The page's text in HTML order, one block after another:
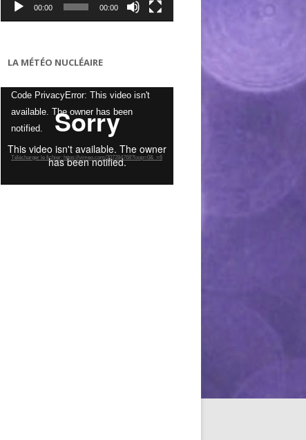
00:00 00:00
LA MÉTÉO NUCLÉAIRE
Lecteur
vidéo
Code PrivacyError: This video isn't
available. The owner has been
notified.
Télécharger le fichier: https://vimeo.com/307284768?loop=0&_=6